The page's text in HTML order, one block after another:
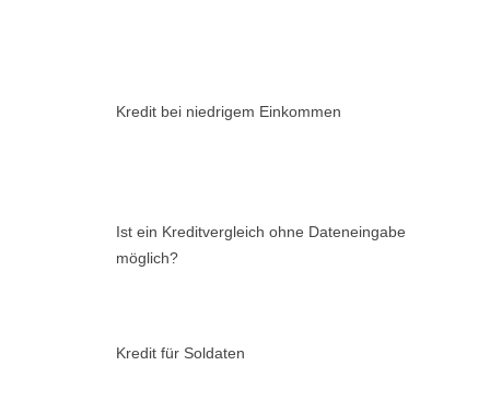
Kredit bei niedrigem Einkommen
Ist ein Kreditvergleich ohne Dateneingabe
möglich?
Kredit für Soldaten